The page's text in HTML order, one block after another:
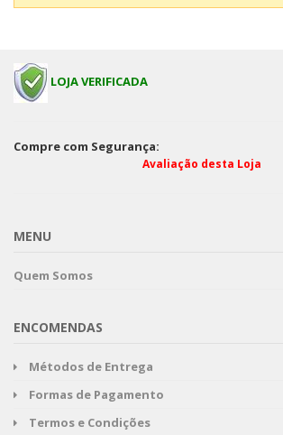
LOJA VERIFICADA
Compre com Segurança:
Avaliação desta Loja
MENU
Quem Somos
ENCOMENDAS
Métodos de Entrega
Formas de Pagamento
Termos e Condições